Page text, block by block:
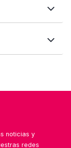
según el
con tu
noticias y
redes